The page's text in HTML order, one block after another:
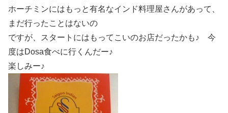
ホーチミンにはもっと有名なインド料理屋さんがあって、
まだ行ったことはないの
ですが、スタートにはもってこいのお店だったかも♪ 今
度はDosa食べに行くんだー♪
楽しみー♪